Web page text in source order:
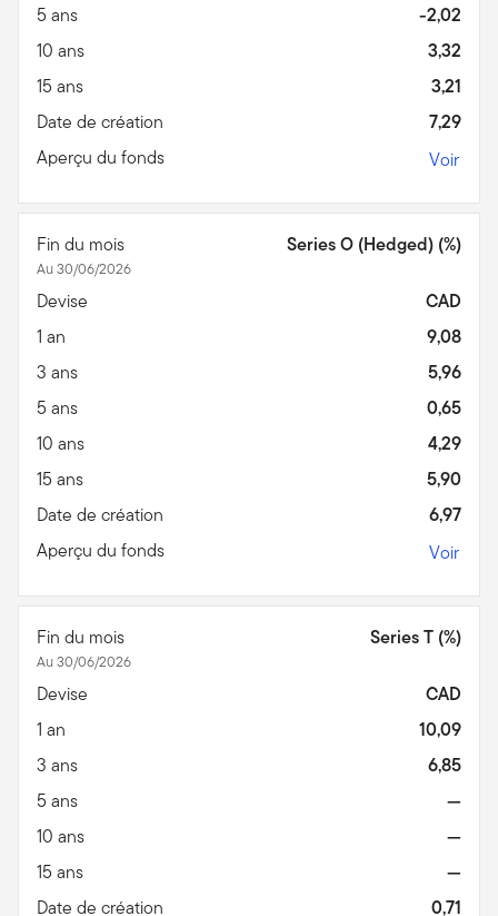
5 ans
-2,02
10 ans
3,32
15 ans
3,21
Date de création
7,29
Aperçu du fonds
Voir
Fin du mois
Au 30/06/2026
Series O (Hedged) (%)
Devise
CAD
1 an
9,08
3 ans
5,96
5 ans
0,65
10 ans
4,29
15 ans
5,90
Date de création
6,97
Aperçu du fonds
Voir
Fin du mois
Au 30/06/2026
Series T (%)
Devise
CAD
1 an
10,09
3 ans
6,85
5 ans
—
10 ans
—
15 ans
—
Date de création
0,71